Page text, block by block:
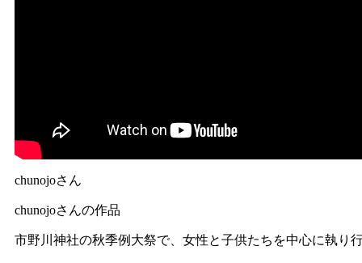
chunojoさん
chunojoさんの作品
市野川神社の秋季例大祭で、女性と子供たちを中心に執り